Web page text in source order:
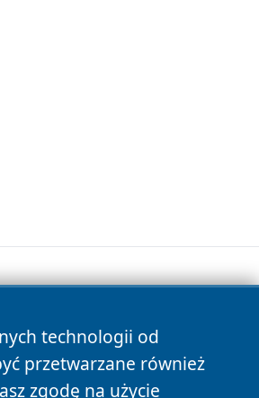
technologii od
przetwarzane również
zgodę na użycie